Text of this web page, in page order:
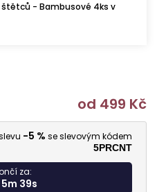
štětců - Bambusové 4ks v
od 499 Kč
-5 % se slevovým kódem
5PRCNT
za:
38s